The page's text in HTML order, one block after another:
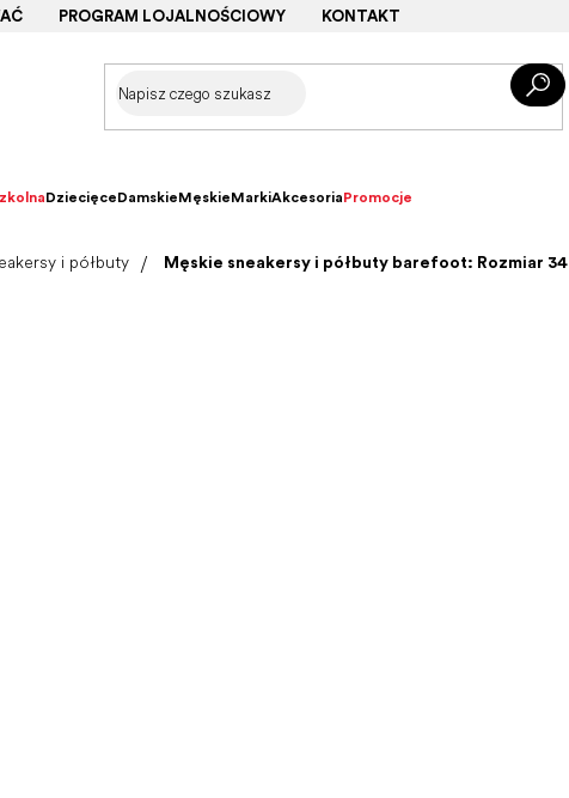
PROGRAM LOJALNOŚCIOWY KONTAKT
DziecięceDamskieMęskieMarkiAkcesoriaPromocje
i półbuty Męskie sneakersy i półbuty barefoot: Rozmiar 34